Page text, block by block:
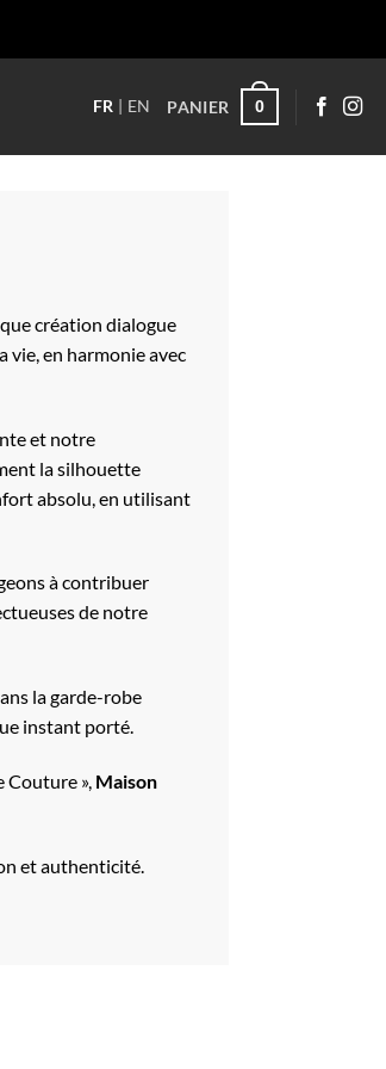
FR EN PANIER 0
création dialogue
vie, en harmonie avec
et notre
la silhouette
absolu, en utilisant
à contribuer
de notre
la garde-robe
instant porté.
Couture », Maison
et authenticité.